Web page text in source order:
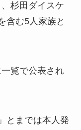
杉田ダイスケ
含む5人家族と
覧で公表され
とまでは本人発